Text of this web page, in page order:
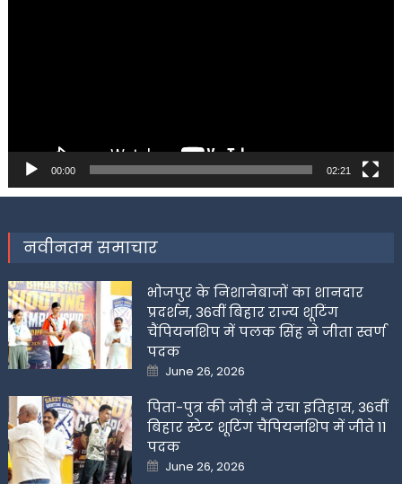
00:00 02:21
नवीनतम समाचार
भोजपुर के निशानेबाजों का शानदार
प्रदर्शन, 36वीं बिहार राज्य शूटिंग
चैंपियनशिप में पलक सिंह ने जीता स्वर्ण
पदक
Posted
on
June 26, 2026
पिता-पुत्र की जोड़ी ने रचा इतिहास, 36वीं
बिहार स्टेट शूटिंग चैंपियनशिप में जीते 11
पदक
Posted
on
June 26, 2026